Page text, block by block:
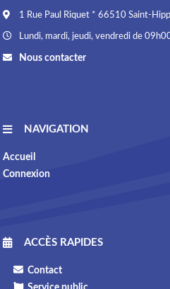
1 Rue Paul Riquet * 66510 Saint-
Lundi, mardi, jeudi, vendredi de
Nous contacter
NAVIGATION
Accueil
Connexion
ACCÈS RAPIDES
Contact